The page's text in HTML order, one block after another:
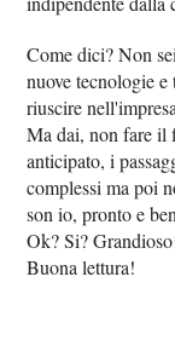
Come dici? Non
nuove tecnologie
riuscire
Ma dai, non fare il
anticipato, i
complessi ma poi
son io, pronto e
Ok? Si?
Buona lettura!